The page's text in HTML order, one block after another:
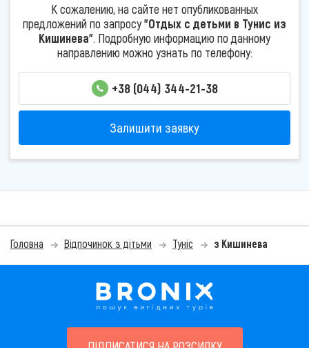
К сожалению, на сайте нет опубликованных
предложений по запросу"Отдых с детьми в Тунис из
Кишинева". Подробную информацию по данному
направлению можно узнать по телефону:
+38 (044) 344-21-38
Залишити заявку
Головна Відпочинок з дітьми Туніс з Кишинева